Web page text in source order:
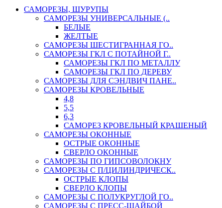
САМОРЕЗЫ, ШУРУПЫ
САМОРЕЗЫ УНИВЕРСАЛЬНЫЕ (..
БЕЛЫЕ
ЖЕЛТЫЕ
САМОРЕЗЫ ШЕСТИГРАННАЯ ГО..
САМОРЕЗЫ ГКЛ С ПОТАЙНОЙ Г..
САМОРЕЗЫ ГКЛ ПО МЕТАЛЛУ
САМОРЕЗЫ ГКЛ ПО ДЕРЕВУ
САМОРЕЗЫ ДЛЯ СЭНДВИЧ ПАНЕ..
САМОРЕЗЫ КРОВЕЛЬНЫЕ
4,8
5,5
6,3
САМОРЕЗ КРОВЕЛЬНЫЙ КРАШЕНЫЙ
САМОРЕЗЫ ОКОННЫЕ
ОСТРЫЕ ОКОННЫЕ
СВЕРЛО ОКОННЫЕ
САМОРЕЗЫ ПО ГИПСОВОЛОКНУ
САМОРЕЗЫ С П/ЦИЛИНДРИЧЕСК..
ОСТРЫЕ КЛОПЫ
СВЕРЛО КЛОПЫ
САМОРЕЗЫ С ПОЛУКРУГЛОЙ ГО..
САМОРЕЗЫ С ПРЕСС-ШАЙБОЙ